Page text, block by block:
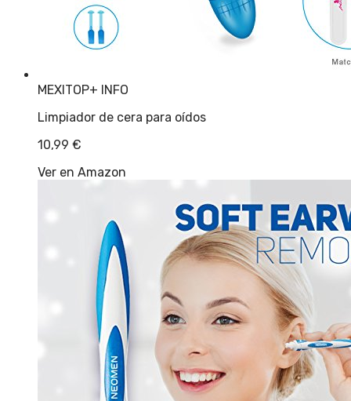
MEXITOP+ INFO
Limpiador de cera para oídos
10,99 €
Ver en Amazon